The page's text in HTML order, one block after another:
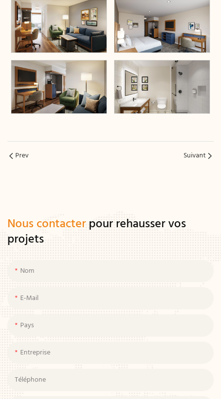
Prev Suivant
Nous contacterpour rehausser vos
projets
Nom
E-Mail
Pays
Entreprise
Téléphone